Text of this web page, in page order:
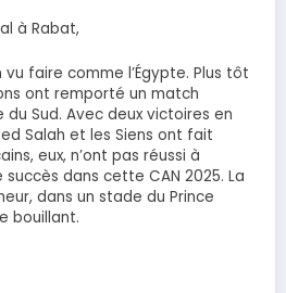
à Rabat,
faire comme l’Égypte. Plus tôt
ont remporté un match
du Sud. Avec deux victoires en
Salah et les Siens ont fait
eux, n’ont pas réussi à
dans cette CAN 2025. La
dans un stade du Prince
bouillant.